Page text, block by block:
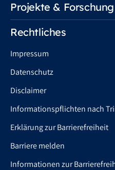
Projekte & Forschung
Rechtliches
Impressum
Datenschutz
Disclaimer
Informationspflichten nach
Erklärung zur Barrierefreiheit
Barriere melden
Informationen zur